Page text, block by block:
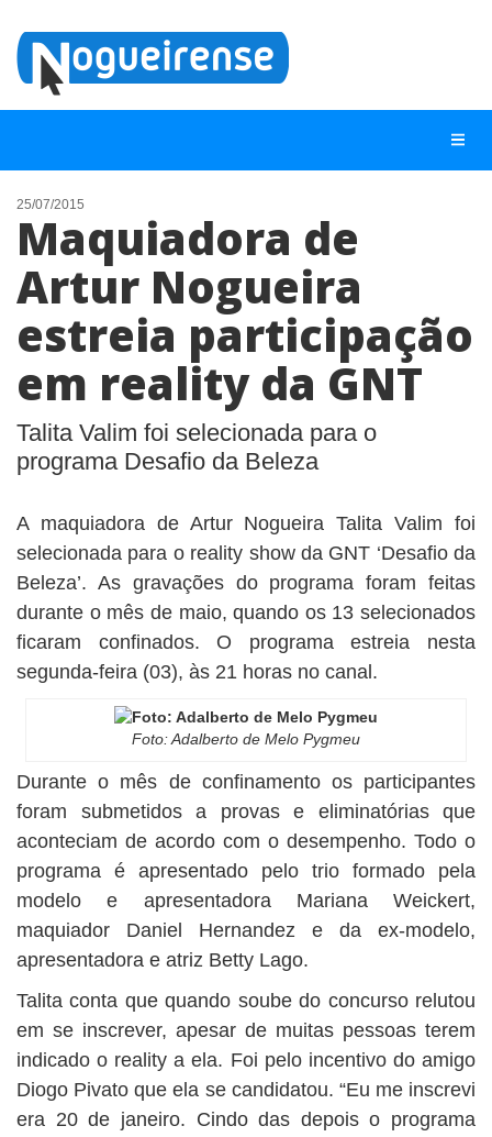
NOTÍCIAS
LISTA DIGITAL
TELEFONES ÚTEIS
CONTATO
ANUNCIE
25/07/2015
Maquiadora de
Artur Nogueira
estreia participação
em reality da GNT
Talita Valim foi selecionada para o
programa Desafio da Beleza
A maquiadora de Artur Nogueira Talita Valim foi
selecionada para o reality show da GNT ‘Desafio da
Beleza’. As gravações do programa foram feitas
durante o mês de maio, quando os 13 selecionados
ficaram confinados. O programa estreia nesta
segunda-feira (03), às 21 horas no canal.
Foto: Adalberto de Melo Pygmeu
Durante o mês de confinamento os participantes
foram submetidos a provas e eliminatórias que
aconteciam de acordo com o desempenho. Todo o
programa é apresentado pelo trio formado pela
modelo e apresentadora Mariana Weickert,
maquiador Daniel Hernandez e da ex-modelo,
apresentadora e atriz Betty Lago.
Talita conta que quando soube do concurso relutou
em se inscrever, apesar de muitas pessoas terem
indicado o reality a ela. Foi pelo incentivo do amigo
Diogo Pivato que ela se candidatou. “Eu me inscrevi
era 20 de janeiro. Cindo das depois o programa